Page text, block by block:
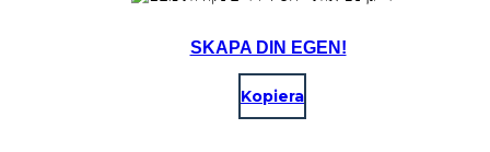
SKAPA DIN EGEN!
Kopiera